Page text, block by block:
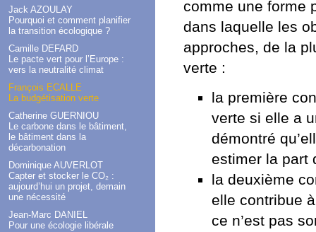
Jack AZOULAY
Pourquoi et comment planifier
la transition écologique ?
Camille DEFARD
Le pacte vert pour l’Europe :
vers la neutralité climat
François ECALLE
La budgétisation verte
Catherine GUERNIOU
Le carbone dans le bâtiment,
le bâtiment dans la
décarbonation
Dominique AUVERLOT
Capter et stocker le CO₂ :
aujourd’hui un projet, demain
une nécessité
Jean-Marc DANIEL
Pour une écologie libérale
comme une forme
dans laquelle les
approches, de la
verte :
la première
verte si elle a
démontré
estimer la part
la deuxième
elle contribue
ce n’est pas